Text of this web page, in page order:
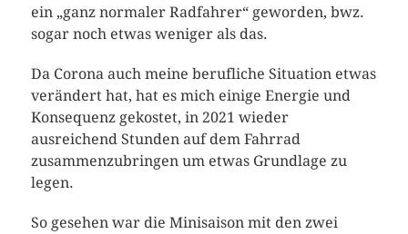
ein „ganz normaler Radfahrer“ geworden, bwz.
sogar noch etwas weniger als das.
Da Corona auch meine berufliche Situation etwas
verändert hat, hat es mich einige Energie und
Konsequenz gekostet, in 2021 wieder
ausreichend Stunden auf dem Fahrrad
zusammenzubringen um etwas Grundlage zu
legen.
So gesehen war die Minisaison mit den zwei